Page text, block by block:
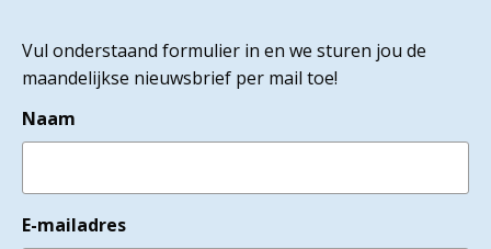
Vul onderstaand formulier in en we sturen jou de
maandelijkse nieuwsbrief per mail toe!
Naam
E-mailadres